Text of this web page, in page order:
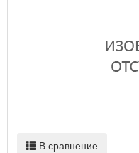
В сравнение